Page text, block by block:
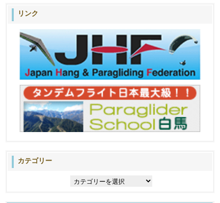
リンク
カテゴリー